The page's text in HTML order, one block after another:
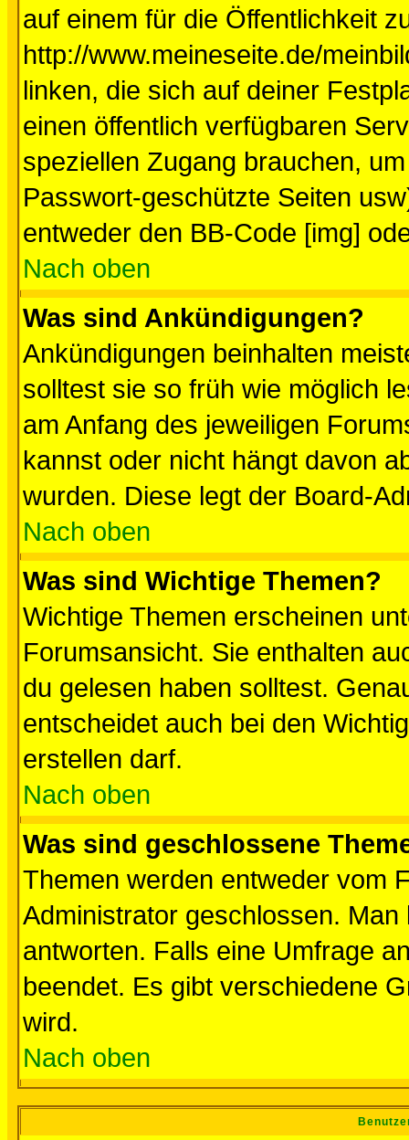
auf einem für die Öffentlichkeit
http://www.meineseite.de/
linken, die sich auf deiner
einen öffentlich verfügbaren
speziellen Zugang brauchen,
Passwort-geschützte Seiten
entweder den BB-Code [img]
Nach oben
Was sind Ankündigungen?
Ankündigungen beinhalten
solltest sie so früh wie möglich
am Anfang des jeweiligen
kannst oder nicht hängt davon
wurden. Diese legt der Board-
Nach oben
Was sind Wichtige Themen?
Wichtige Themen erscheinen
Forumsansicht. Sie enthalten
du gelesen haben solltest.
entscheidet auch bei den
erstellen darf.
Nach oben
Was sind geschlossene
Themen werden entweder vom
Administrator geschlossen.
antworten. Falls eine Umfrage
beendet. Es gibt verschiedene
wird.
Nach oben